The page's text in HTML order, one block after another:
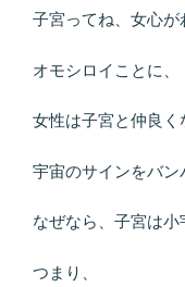
子宮ってね、女心が
オモシロイことに、
女性は子宮と仲良く
宇宙のサインをバ
なぜなら、子宮は小
つまり、